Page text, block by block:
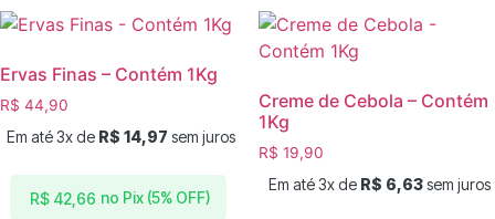
Ervas Finas – Contém 1Kg
R$ 44,90
R$ 42,66 no Pix (5% OFF)
Em até 3x de R$ 14,97 sem juros
Creme de Cebola – Contém
1Kg
R$ 19,90
Em até 3x de R$ 6,63sem juros